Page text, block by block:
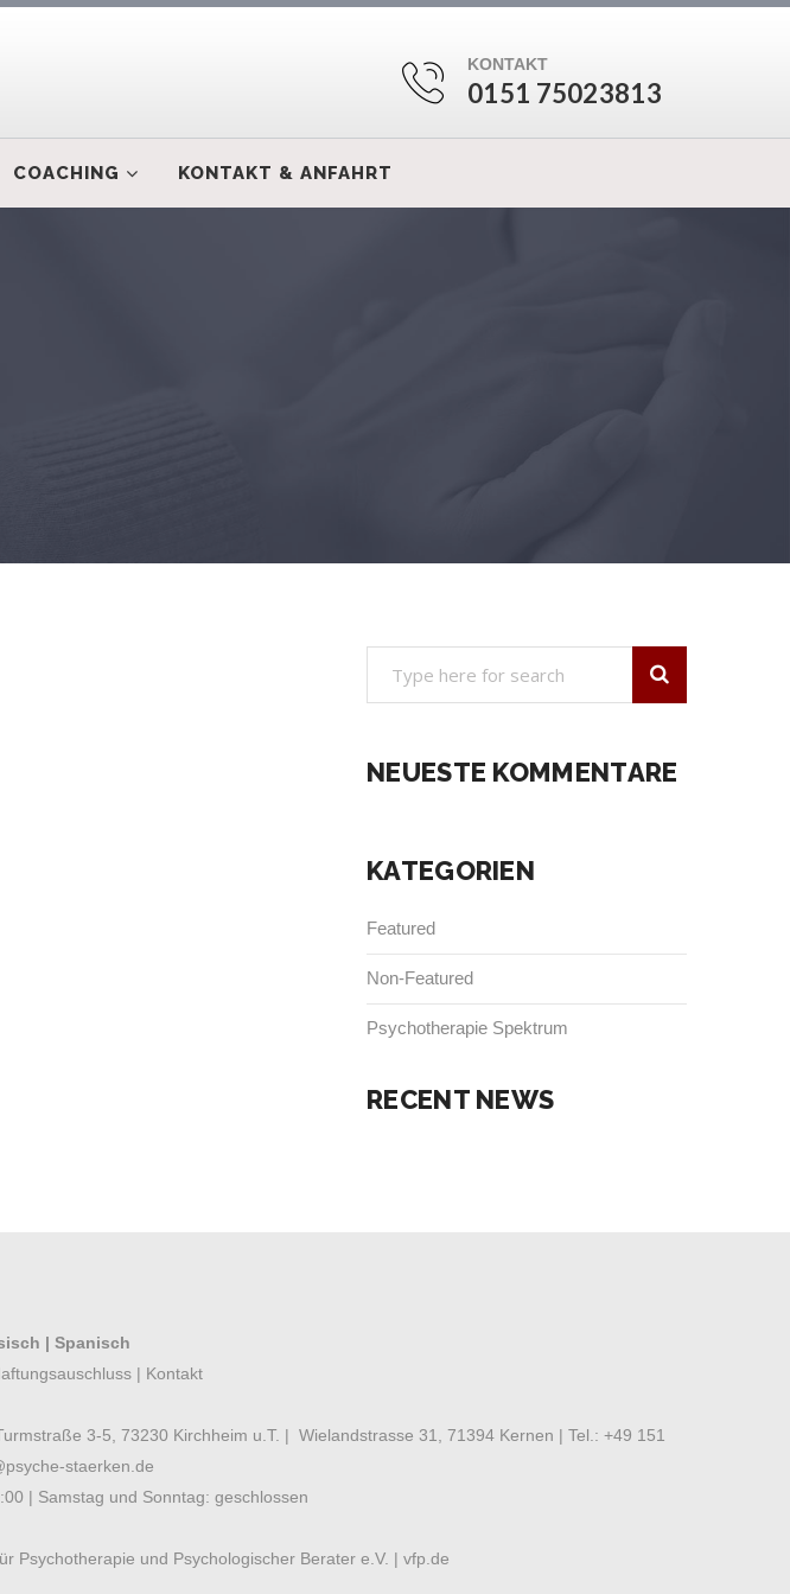
KONTAKT
0151 75023813
COACHING KONTAKT & ANFAHRT
NEUESTE KOMMENTARE
KATEGORIEN
Featured
Non-Featured
Psychotherapie Spektrum
RECENT NEWS
| Spanisch
| Kontakt
3-5, 73230 Kirchheim u.T. | Wielandstrasse 31, 71394 Kernen | Tel.: +49 151
staerken.de
| Samstag und Sonntag: geschlossen
Psychotherapie und Psychologischer Berater e.V. | vfp.de